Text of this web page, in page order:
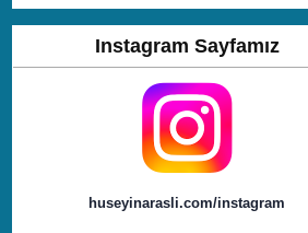
Instagram Sayfamız
huseyinarasli.com/instagram